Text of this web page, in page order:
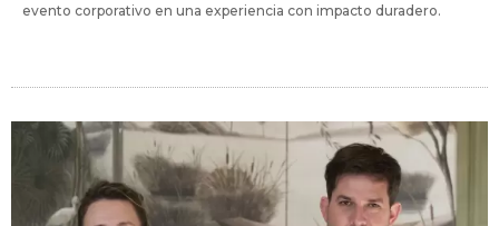
evento corporativo en una experiencia con impacto duradero.